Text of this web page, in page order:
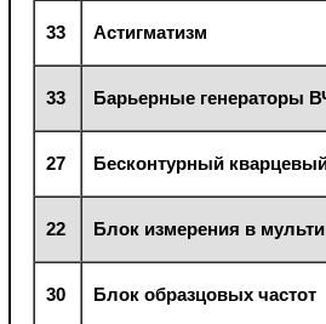
33 Астигматизм
33 Барьерные генераторы
27 Бесконтурный
22 Блок измерения в
30 Блок образцовых частот